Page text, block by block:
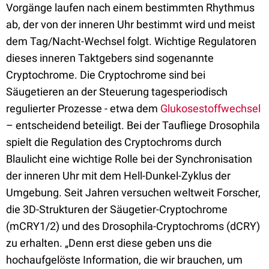
Vorgänge laufen nach einem bestimmten Rhythmus
ab, der von der inneren Uhr bestimmt wird und meist
dem Tag/Nacht-Wechsel folgt. Wichtige Regulatoren
dieses inneren Taktgebers sind sogenannte
Cryptochrome. Die Cryptochrome sind bei
Säugetieren an der Steuerung tagesperiodisch
regulierter Prozesse - etwa dem Glukosestoffwechsel
– entscheidend beteiligt. Bei der Taufliege Drosophila
spielt die Regulation des Cryptochroms durch
Blaulicht eine wichtige Rolle bei der Synchronisation
der inneren Uhr mit dem Hell-Dunkel-Zyklus der
Umgebung. Seit Jahren versuchen weltweit Forscher,
die 3D-Strukturen der Säugetier-Cryptochrome
(mCRY1/2) und des Drosophila-Cryptochroms (dCRY)
zu erhalten. „Denn erst diese geben uns die
hochaufgelöste Information, die wir brauchen, um